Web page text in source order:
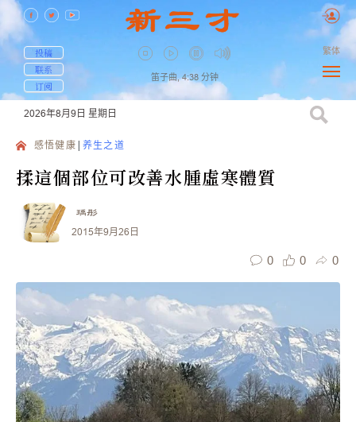
投稿
联系
订阅
笛子曲, 4:38 分钟
繁体
2026年8月9日 星期日
感悟健康 养生之道
揉這個部位可改善水腫虛寒體質
瑀彤
2015年9月26日
0 0 0